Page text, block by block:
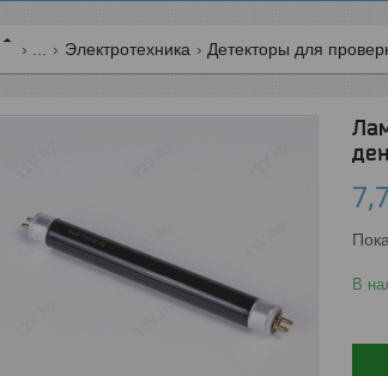
Электротехника Детекторы для
В